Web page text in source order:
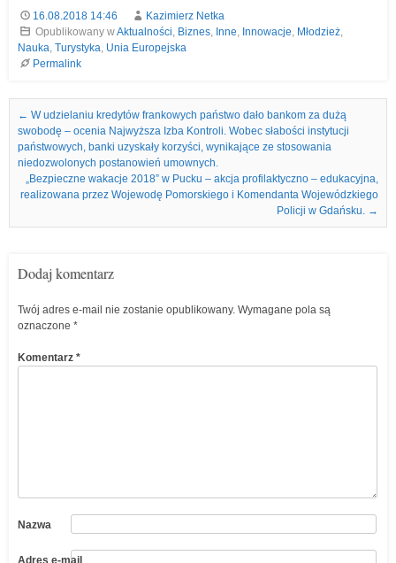
16.08.2018 14:46
Kazimierz Netka
Opublikowany wAktualności, Biznes, Inne, Innowacje, Młodzież,
Nauka, Turystyka, Unia Europejska
Permalink
Nawigacja we wpisach
← W udzielaniu kredytów frankowych państwo dało bankom za dużą
swobodę – ocenia Najwyższa Izba Kontroli. Wobec słabości instytucji
państwowych, banki uzyskały korzyści, wynikające ze stosowania
niedozwolonych postanowień umownych.
„Bezpieczne wakacje 2018” w Pucku – akcja profilaktyczno – edukacyjna,
realizowana przez Wojewodę Pomorskiego i Komendanta Wojewódzkiego
Policji w Gdańsku. →
Dodaj komentarz
Twój adres e-mail nie zostanie opublikowany. Wymagane pola są
oznaczone *
Komentarz *
Nazwa
Adres e-mail